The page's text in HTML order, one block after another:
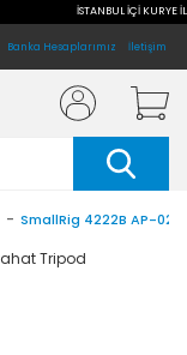
İSTANBUL İÇİ KURYE
Banka Hesaplarımız İletişim
SmallRig 4222B AP-02